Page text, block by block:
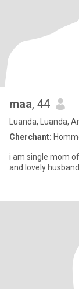
maa, 44
Luanda, Luanda,
Cherchant:
i am single mom
and lovely